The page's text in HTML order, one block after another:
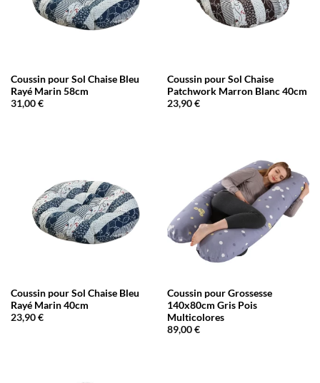
Coussin pour Sol Chaise Bleu
Rayé Marin 58cm
31,00€
Coussin pour Sol Chaise
Patchwork Marron Blanc 40cm
23,90€
Coussin pour Sol Chaise Bleu
Rayé Marin 40cm
23,90€
Coussin pour Grossesse
140x80cm Gris Pois
Multicolores
89,00€